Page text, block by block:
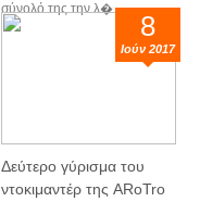
σύνολό της την λ�...
8
Ιούν 2017
Δεύτερο γύρισμα του
ντοκιμαντέρ της ARoTro